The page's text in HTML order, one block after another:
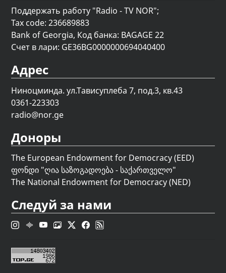
Поддержать работу "Radio - TV NOR";
Tax code: 236689883
Bank of Georgia, Код банка: BAGAGE 22
Счет в лари: GE36BG0000000694040400
Адрес
Ниноцминда. ул.Тависуплеба 7, под.3, кв.43
0361-223303
radio@nor.ge
Доноры
The European Endowment for Democracy (EED)
ფონდი "ღია საზოგადოება - საქართველო"
The National Endowment for Democracy (NED)
Следуй за нами